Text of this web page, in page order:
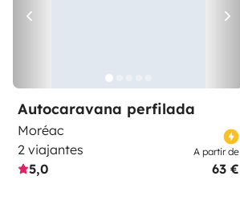
Autocaravana perfilada
Moréac
2 viajantes
5,0
A partir de
63 €